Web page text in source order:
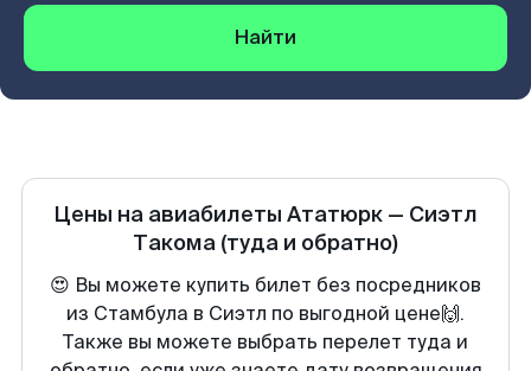
Найти
Цены на авиабилеты Ататюрк — Сиэтл
Такома (туда и обратно)
😍 Вы можете купить билет без посредников
из Стамбула в Сиэтл по выгодной цене🙌.
Также вы можете выбрать перелет туда и